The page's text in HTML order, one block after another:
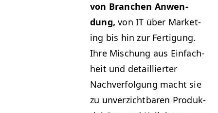
von Branchen Anwen­
dung, von IT über Mar­ket­
ing bis hin zur Fer­ti­gung.
Ihre Mis­chung aus Ein­fach­
heit und detail­liert­er
Nachver­fol­gung macht sie
zu unverzicht­baren Pro­duk­